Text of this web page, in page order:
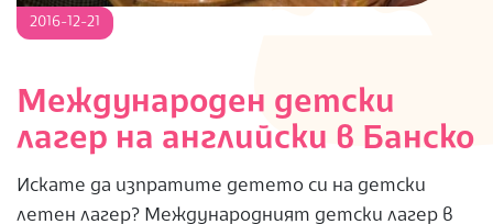
2016-
2016-12-21
Международен детски
лагер на английски в Банско
Искате да изпратите детето си на детски
летен лагер? Международният детски лагер в